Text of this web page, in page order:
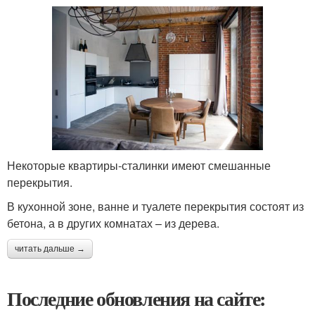
Некоторые квартиры-сталинки имеют смешанные
перекрытия.
В кухонной зоне, ванне и туалете перекрытия состоят из
бетона, а в других комнатах – из дерева.
читать дальше →
Последние обновления на сайте: